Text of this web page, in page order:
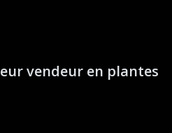
vendeur en plantes